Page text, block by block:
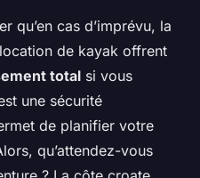
qu’en cas d’imprévu, la
de kayak offrent
total si vous
une sécurité
de planifier votre
qu’attendez-vous